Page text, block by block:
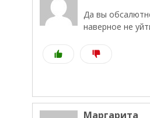
Да вы
наверное не
Маргарита